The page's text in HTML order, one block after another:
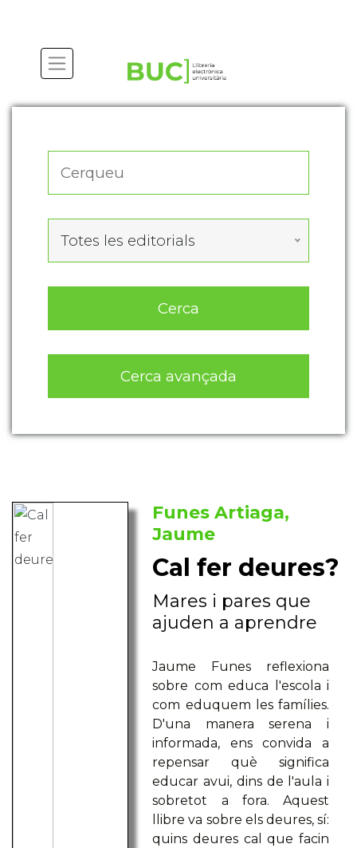
Totes les editorials
Cerca
Cerca avançada
Funes Artiaga,
Jaume
Cal fer deures?
Mares i pares que
ajuden a aprendre
Jaume Funes reflexiona
sobre com educa l'escola i
com eduquem les famílies.
D'una manera serena i
informada, ens convida a
repensar què significa
educar avui, dins de l'aula i
sobretot a fora. Aquest
llibre va sobre els deures, sí:
quins deures cal que facin